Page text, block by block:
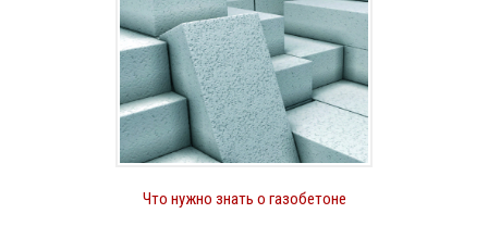
Что нужно знать о газобетоне